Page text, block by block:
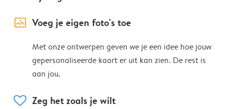
image_placeholder Voeg je eigen foto's toe
Met onze ontwerpen geven we je een idee hoe jouw
gepersonaliseerde kaart er uit kan zien. De rest is
aan jou.
heart Zeg het zoals je wilt